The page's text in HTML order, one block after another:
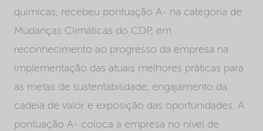
químicas, recebeu pontuação A- na categoria de
Mudanças Climáticas do CDP, em
reconhecimento ao progresso da empresa na
implementação das atuais melhores práticas para
as metas de sustentabilidade, engajamento da
cadeia de valor e exposição das oportunidades. A
pontuação A- coloca a empresa no nível de